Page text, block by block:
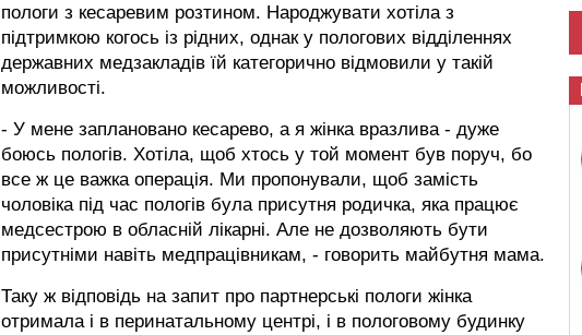
пологи з кесаревим розтином. Народжувати хотіла з
підтримкою когось із рідних, однак у пологових відділеннях
державних медзакладів їй категорично відмовили у такій
можливості.
- У мене заплановано кесарево, а я жінка вразлива - дуже
боюсь пологів. Хотіла, щоб хтось у той момент був поруч, бо
все ж це важка операція. Ми пропонували, щоб замість
чоловіка під час пологів була присутня родичка, яка працює
медсестрою в обласній лікарні. Але не дозволяють бути
присутніми навіть медпрацівникам, - говорить майбутня мама.
Таку ж відповідь на запит про партнерські пологи жінка
отримала і в перинатальному центрі, і в пологовому будинку